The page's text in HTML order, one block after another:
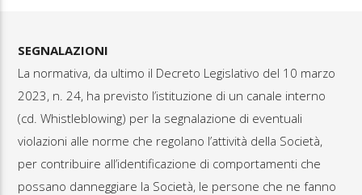
SEGNALAZIONI
La normativa, da ultimo il Decreto Legislativo del 10 marzo
2023, n. 24, ha previsto l’istituzione di un canale interno
(cd. Whistleblowing) per la segnalazione di eventuali
violazioni alle norme che regolano l’attività della Società,
per contribuire all’identificazione di comportamenti che
possano danneggiare la Società, le persone che ne fanno